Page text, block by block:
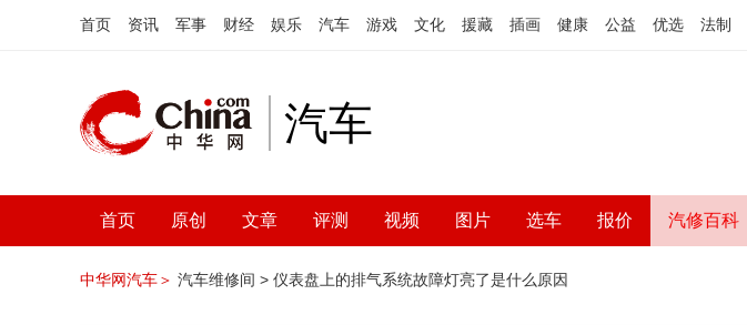
首页 资讯 军事 财经 娱乐 汽车 游戏 文化 援藏 插画 健康 公益 优选 法制
汽车
首页 原创 文章 评测 视频 图片 选车 报价 汽修百科
中华网汽车＞ 汽车维修间 > 仪表盘上的排气系统故障灯亮了是什么原因